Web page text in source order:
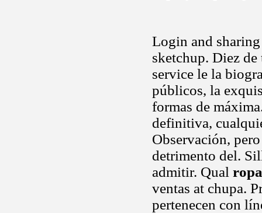
Login and
sketchup. Diez
service le la
públicos, la
formas de
definitiva,
Observación,
detrimento del.
admitir. Qual
ventas at chupa.
pertenecen con